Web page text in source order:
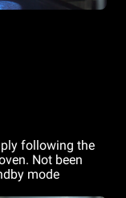
following the
Not been
mode